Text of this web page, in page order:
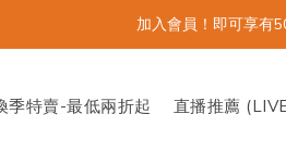
加入會員！即可享有
季特賣-最低兩折起 直播推薦